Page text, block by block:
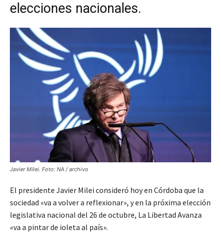
elecciones nacionales.
Javier Milei. Foto: NA / archivo
El presidente Javier Milei consideró hoy en Córdoba que la
sociedad «va a volver a reflexionar», y en la próxima elección
legislativa nacional del 26 de octubre, La Libertad Avanza
«va a pintar de ioleta al país».